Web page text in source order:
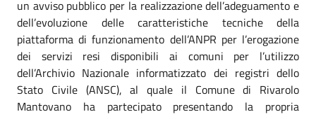
un avviso pubblico per la realizzazione dell’adeguamento e
dell’evoluzione delle caratteristiche tecniche della
piattaforma di funzionamento dell’ANPR per l’erogazione
dei servizi resi disponibili ai comuni per l’utilizzo
dell’Archivio Nazionale informatizzato dei registri dello
Stato Civile (ANSC), al quale il Comune di Rivarolo
Mantovano ha partecipato presentando la propria